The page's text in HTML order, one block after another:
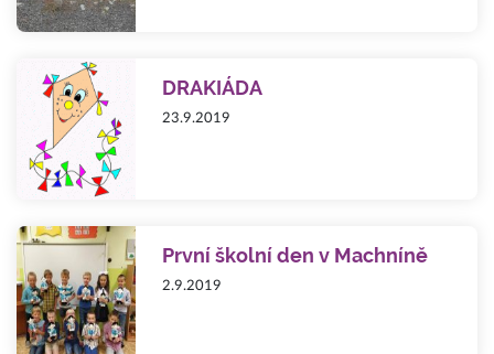
DRAKIÁDA
23.9.2019
První školní den v Machníně
2.9.2019